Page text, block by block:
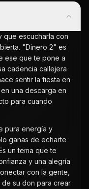
que escucharla con
"Dinero 2" es
ese que te pone a
cadencia callejera
sentir la fiesta en
una descarga en
para cuando
pura energía y
ganas de echarte
un tema que te
y una alegría
con la gente,
su don para crear